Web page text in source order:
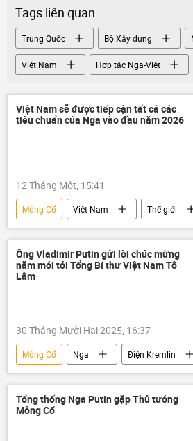
Mobifone
Du lịch
Hà Nội
Hợp tác Nga-Việt
Kemerovo
Trung Quốc
Thái Lan
thương mại
nông nghiệp
Tags liên quan
Trung Quốc Bộ Xây dựng
Việt Nam Hợp tác Nga-Việt
Việt Nam sẽ được tiếp cận tất cả các
tiêu chuẩn của Nga vào đầu năm 2026
12 Tháng Một, 15:41
Mông Cổ Việt Nam
Thế giới
Chính trị
Nga
Hợp tác
Bắc Triều Tiên
Ông Vladimir Putin gửi lời chúc mừng
năm mới tới Tổng Bí thư Việt Nam Tô
Lâm
30 Tháng Mười Hai 2025, 16:37
Mông Cổ Nga
Điện Kremlin
Việt Nam
Thế giới
Chính
Tô Lâm
Giáng sinh
Năm
Kim Jong-un
Tổng thống Nga Putin gặp Thủ tướng
Mông Cổ